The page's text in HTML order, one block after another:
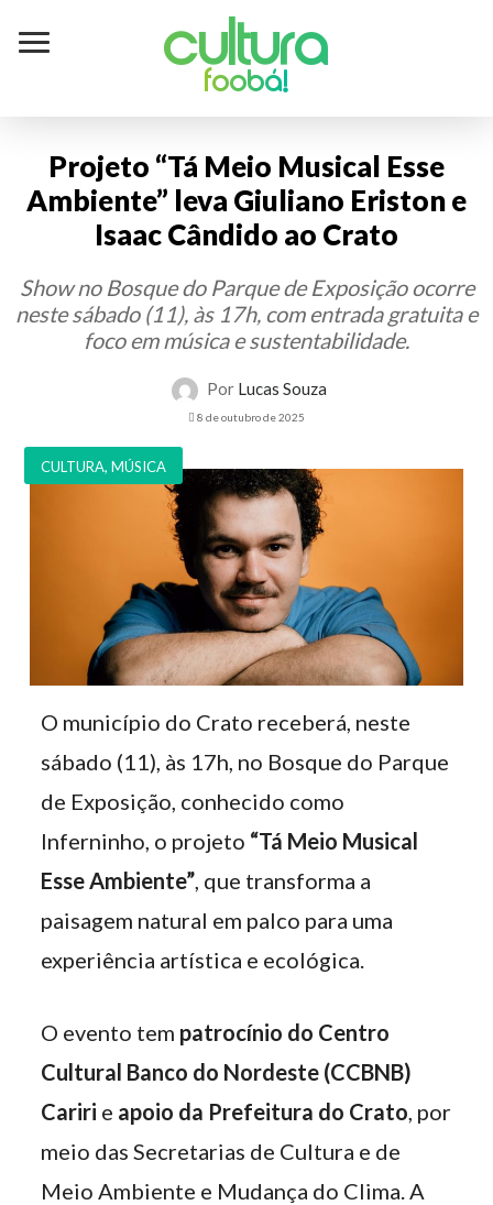
Cultura
foobá!
Projeto “Tá Meio Musical Esse
Ambiente” leva Giuliano Eriston e
Isaac Cândido ao Crato
Show no Bosque do Parque de Exposição ocorre
neste sábado (11), às 17h, com entrada gratuita e
foco em música e sustentabilidade.
Por Lucas Souza
8 de outubro de 2025
CULTURA,MÚSICA
O município do Crato receberá, neste
sábado (11), às 17h, no Bosque do Parque
de Exposição, conhecido como
Inferninho, o projeto “Tá Meio Musical
Esse Ambiente”, que transforma a
paisagem natural em palco para uma
experiência artística e ecológica.
O evento tem patrocínio do Centro
Cultural Banco do Nordeste (CCBNB)
Cariri e apoio da Prefeitura do Crato, por
meio das Secretarias de Cultura e de
Meio Ambiente e Mudança do Clima. A